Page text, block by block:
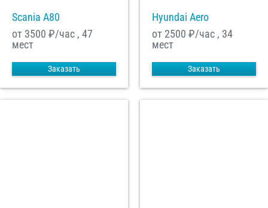
Scania A80
от 3500 ₽/час , 47
мест
Заказать
Hyundai Aero
от 2500 ₽/час , 34
мест
Заказать